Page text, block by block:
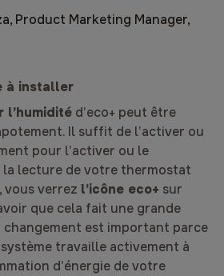
Product Marketing Manager,
à installer
l’humidité d’eco+ peut être
Il suffit de l’activer ou
pour l’activer ou le
la lecture de votre thermostat
vous verrez l’icône eco+ sur
que cela fait une grande
est important parce
travaille activement à
d’énergie de votre